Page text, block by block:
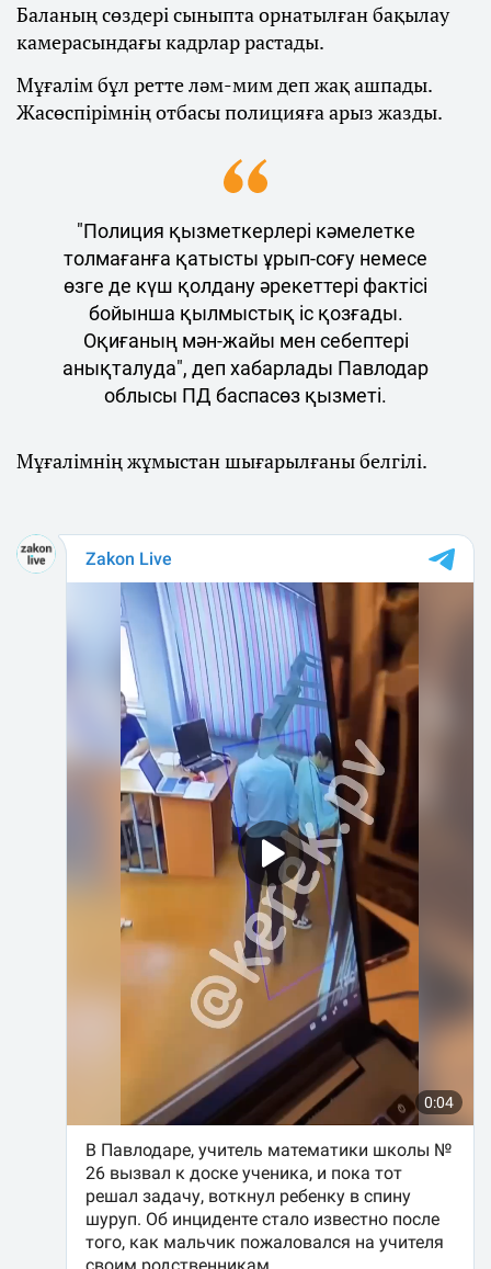
Баланың сөздері сыныпта орнатылған бақылау
камерасындағы кадрлар растады.
Мұғалім бұл ретте ләм-мим деп жақ ашпады.
Жасөспірімнің отбасы полицияға арыз жазды.
"Полиция қызметкерлері кәмелетке
толмағанға қатысты ұрып-соғу немесе
өзге де күш қолдану әрекеттері фактісі
бойынша қылмыстық іс қозғады.
Оқиғаның мән-жайы мен себептері
анықталуда", деп хабарлады Павлодар
облысы ПД баспасөз қызметі.
Мұғалімнің жұмыстан шығарылғаны белгілі.